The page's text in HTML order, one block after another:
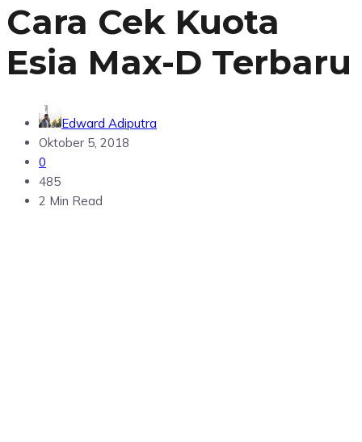
Cara Cek Kuota
Esia Max-D Terbaru
Edward Adiputra
Oktober 5, 2018
0
485
2 Min Read